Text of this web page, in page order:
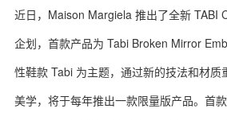
近日，Maison Margiela 推出了全新 TABI
企划，首款产品为 Tabi Broken Mirror
性鞋款 Tabi 为主题，通过新的技法和材质
美学，将于每年推出一款限量版产品。首